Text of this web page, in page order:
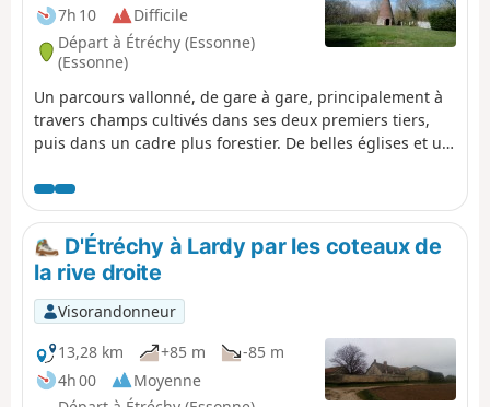
7h 10
Difficile
Départ à Étréchy (Essonne)
(Essonne)
Un parcours vallonné, de gare à gare, principalement à
travers champs cultivés dans ses deux premiers tiers,
puis dans un cadre plus forestier. De belles églises et un
traversés. Dans Dourdan, la promenade le long de
l'Orge, l'église des XIIe-XIIIe siècles et le château-fort
offrent une superbe touche finale.
D'Étréchy à Lardy par les coteaux de
la rive droite
Visorandonneur
13,28 km
+85 m
-85 m
4h 00
Moyenne